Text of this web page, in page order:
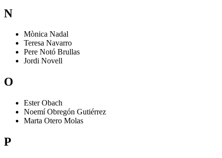
N
Mònica Nadal
Teresa Navarro
Pere Notó Brullas
Jordi Novell
O
Ester Obach
Noemí Obregón Gutiérrez
Marta Otero Molas
P